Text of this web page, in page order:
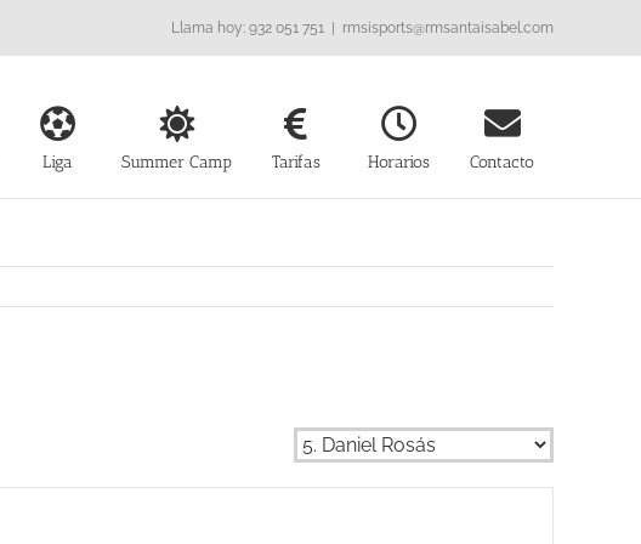
Llama hoy: 932 051 751 | rmsisports@rmsantaisabel.com
Liga Summer Camp Tarifas Horarios Contacto